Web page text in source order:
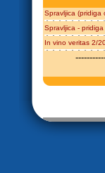
Spravljica (pridiga
Spravljica -
In vino veritas 2/